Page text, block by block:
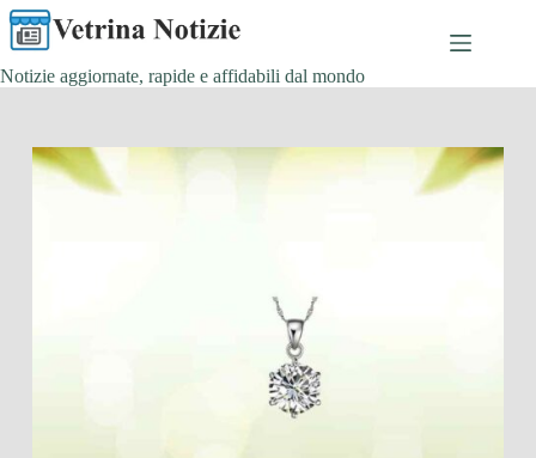
Salta
al
contenuto
Notizie aggiornate, rapide e affidabili dal mondo